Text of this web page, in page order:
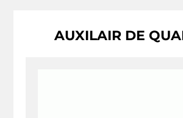
AUXILAIR DE